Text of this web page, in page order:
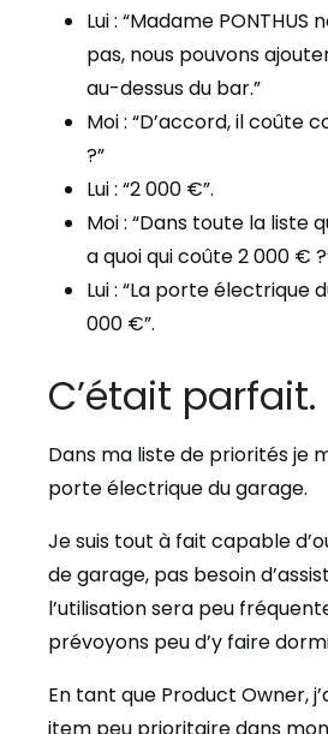
Lui : “Madame PONTHUS
pas, nous pouvons
au-dessus du bar.”
Moi : “D’accord, il coûte
?”
Lui : “2 000 €”.
Moi : “Dans toute la liste
a quoi qui coûte 2 000 €
Lui : “La porte électrique
000 €”.
C’était parfait.
Dans ma liste de priorités je
porte électrique du garage.
Je suis tout à fait capable
de garage, pas besoin
l’utilisation sera peu
prévoyons peu d’y faire
En tant que Product Owner,